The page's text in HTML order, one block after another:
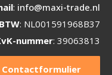
: info@maxi-trade.nl
BTW: NL001591968B37
nummer: 39063813
Contactformulier